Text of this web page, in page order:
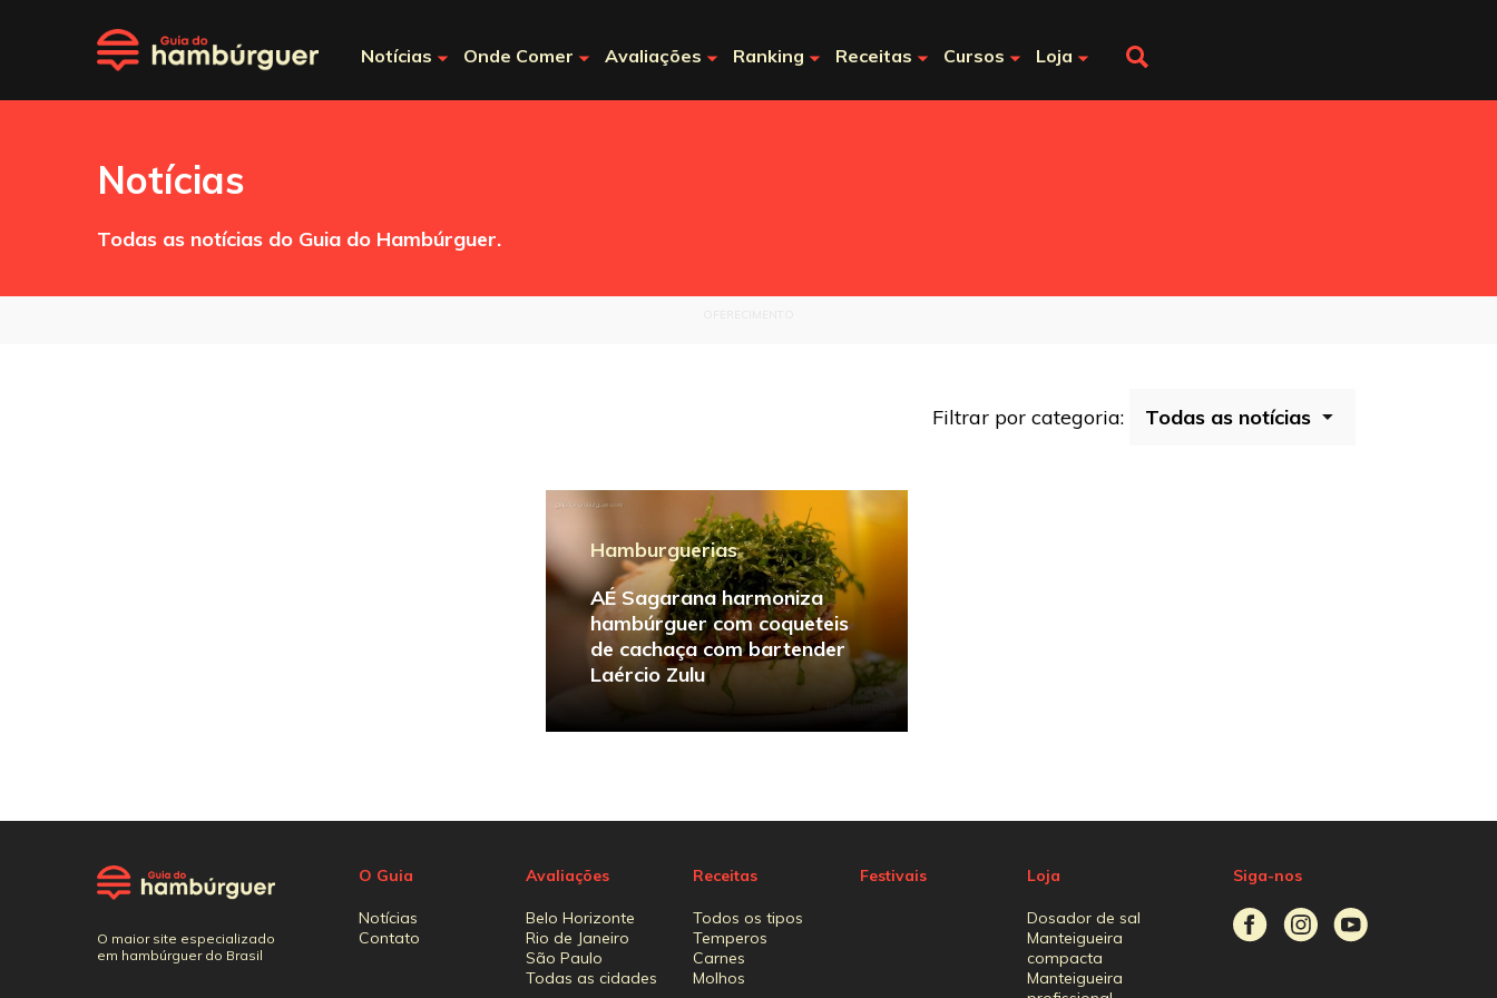
Notícias Onde Comer Avaliações Ranking Receitas Cursos Loja
Notícias
Todas as notícias do Guia do Hambúrguer.
Filtrar por categoria:
Hamburguerias
AÉ Sagarana harmoniza
hambúrguer com coqueteis
de cachaça com bartender
Laércio Zulu
O maior site especializado
em hambúrguer do Brasil
O Guia
Notícias
Contato
Avaliações
Belo Horizonte
Rio de Janeiro
São Paulo
Todas as cidades
Receitas
Todos os tipos
Temperos
Carnes
Molhos
Festivais Loja
Dosador de sal
Manteigueira
compacta
Manteigueira
Siga-nos